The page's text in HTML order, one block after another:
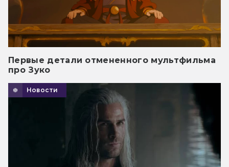
Первые детали отмененного мультфильма
про Зуко
Новости